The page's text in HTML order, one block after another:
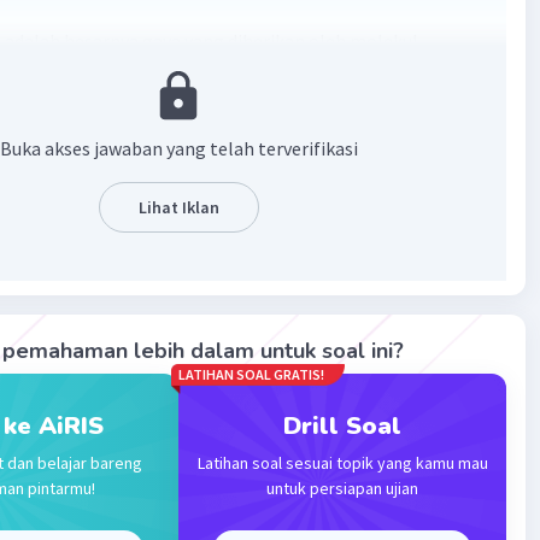
luasan penampang.
listrik, dan dinyatakan dalam satuan volt.
Buka akses jawaban yang telah terverifikasi
Lihat Iklan
lebih dalam untuk soal ini?
AiRIS
dan belajar bareng
pintarmu!
LATIHAN SOAL GRATIS!
Drill Soal
Latihan soal sesuai topik yang kamu mau
untuk persiapan ujian